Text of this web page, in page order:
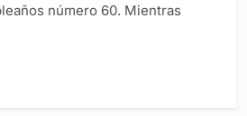
número 60. Mientras